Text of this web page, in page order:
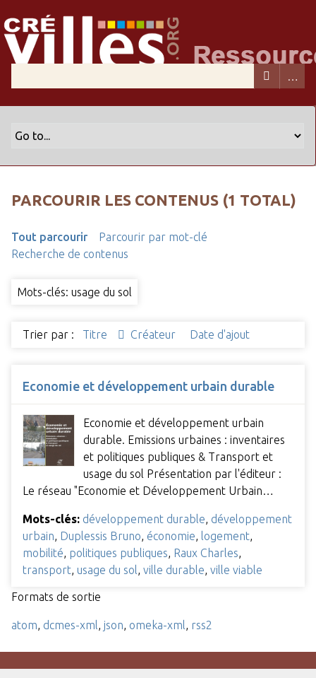
PARCOURIR LES CONTENUS (1 TOTAL)
Tout parcourir
Parcourir par mot-clé
Recherche de contenus
Mots-clés: usage du sol
Trier par : Titre Créateur Date d'ajout
Economie et développement urbain durable
Economie et développement urbain
durable. Emissions urbaines : inventaires
et politiques publiques & Transport et
usage du sol Présentation par l'éditeur :
Le réseau "Economie et Développement Urbain…
Mots-clés: développement durable développement
urbain Duplessis Bruno économie logement
mobilité politiques publiques Raux Charles
transport usage du sol ville durable ville viable
Formats de sortie
atom dcmes-xml json omeka-xml rss2